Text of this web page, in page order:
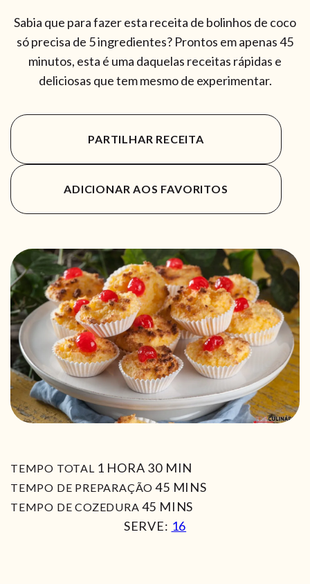
Sabia que para fazer esta receita de bolinhos de coco
só precisa de 5 ingredientes? Prontos em apenas 45
minutos, esta é uma daquelas receitas rápidas e
deliciosas que tem mesmo de experimentar.
PARTILHAR RECEITA
ADICIONAR AOS FAVORITOS
TEMPO TOTAL 1 HORA
HORA 30MIN
MIN
TEMPO DE PREPARAÇÃO 45MIN
MINS
TEMPO DE COZEDURA 45 MIN
MINS
SERVE: 16